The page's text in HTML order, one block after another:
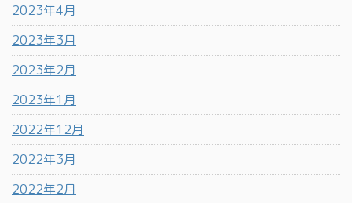
2023年4月
2023年3月
2023年2月
2023年1月
2022年12月
2022年3月
2022年2月